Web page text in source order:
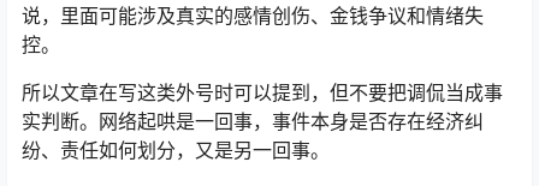
说，里面可能涉及真实的感情创伤、金钱争议和情绪失
控。
所以文章在写这类外号时可以提到，但不要把调侃当成事
实判断。网络起哄是一回事，事件本身是否存在经济纠
纷、责任如何划分，又是另一回事。